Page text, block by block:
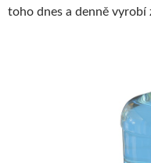
toho dnes a denně vyrobí